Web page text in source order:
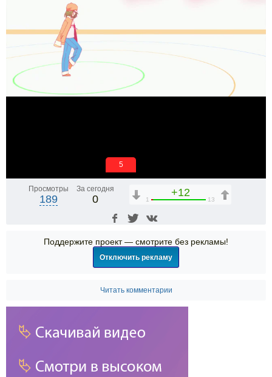
5
Просмотры
189
За сегодня
0
+12
1 13
Поддержите проект — смотрите без рекламы!
Отключить рекламу
Читать комментарии